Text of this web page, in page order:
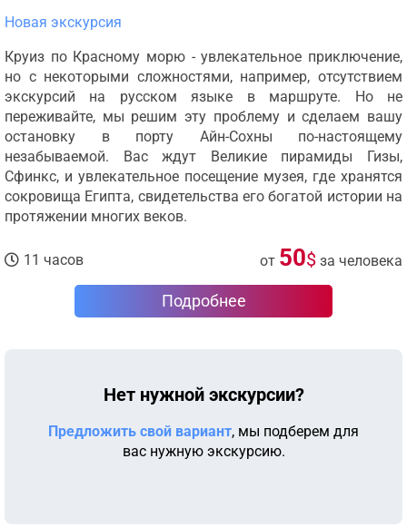
Новая экскурсия
Круиз по Красному морю - увлекательное приключение,
но с некоторыми сложностями, например, отсутствием
экскурсий на русском языке в маршруте. Но не
переживайте, мы решим эту проблему и сделаем вашу
остановку в порту Айн-Сохны по-настоящему
незабываемой. Вас ждут Великие пирамиды Гизы,
Сфинкс, и увлекательное посещение музея, где хранятся
сокровища Египта, свидетельства его богатой истории на
протяжении многих веков.
11 часов от 50$ за человека
Подробнее
Нет нужной экскурсии?
Предложить свой вариант, мы подберем для
вас нужную экскурсию.